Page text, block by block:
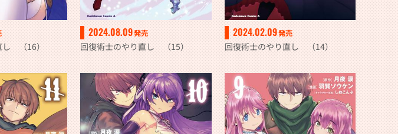
し （16）
2024.08.09発売
回復術士のやり直し （15）
2024.02.09発売
回復術士のやり直し （14）